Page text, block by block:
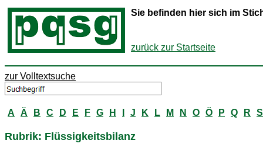
Sie befinden hier sich im
zurück zur Startseite
zur Volltextsuche
A Ä B C D E F G H J K L M N O Ö P Q R S
Rubrik: Flüssigkeitsbilanz